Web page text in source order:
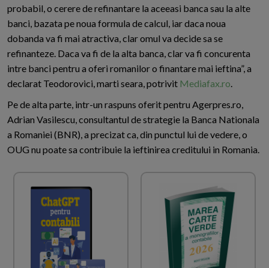
probabil, o cerere de refinantare la aceeasi banca sau la alte
banci, bazata pe noua formula de calcul, iar daca noua
dobanda va fi mai atractiva, clar omul va decide sa se
refinanteze. Daca va fi de la alta banca, clar va fi concurenta
intre banci pentru a oferi romanilor o finantare mai ieftina”, a
declarat Teodorovici, marti seara, potrivit Mediafax.ro.
Pe de alta parte, intr-un raspuns oferit pentru Agerpres.ro,
Adrian Vasilescu, consultantul de strategie la Banca Nationala
a Romaniei (BNR), a precizat ca, din punctul lui de vedere, o
OUG nu poate sa contribuie la ieftinirea creditului in Romania.